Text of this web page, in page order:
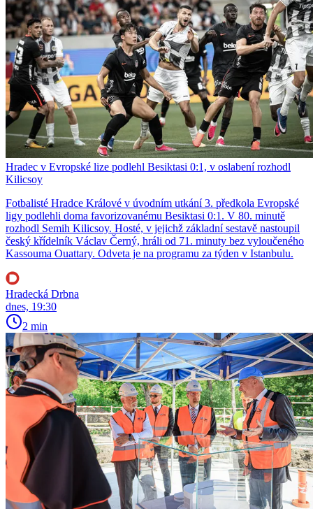
Hradec v Evropské lize podlehl Besiktasi 0:1, v oslabení rozhodl
Kilicsoy
Fotbalisté Hradce Králové v úvodním utkání 3. předkola Evropské
ligy podlehli doma favorizovanému Besiktasi 0:1. V 80. minutě
rozhodl Semih Kilicsoy. Hosté, v jejichž základní sestavě nastoupil
český křídelník Václav Černý, hráli od 71. minuty bez vyloučeného
Kassouma Ouattary. Odveta je na programu za týden v Istanbulu.
Hradecká Drbna
dnes, 19:30
2 min